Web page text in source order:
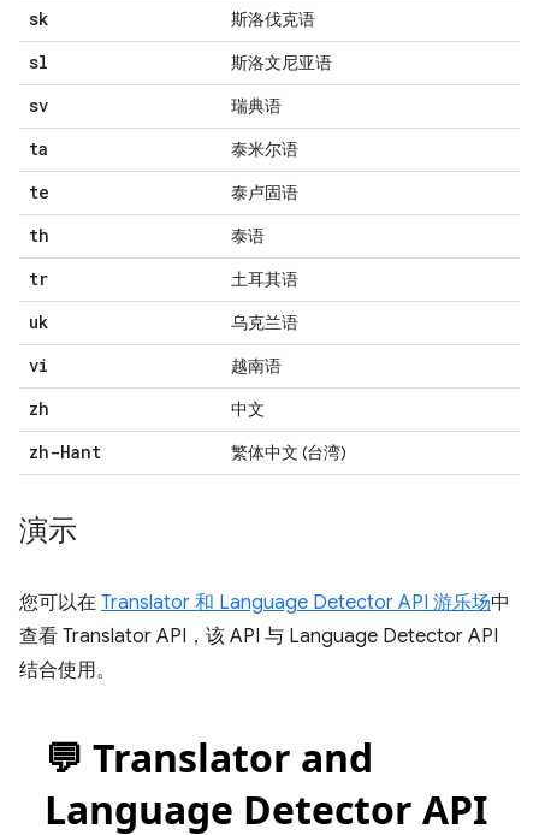
sk 斯洛伐克语
sl 斯洛文尼亚语
sv 瑞典语
ta 泰米尔语
te 泰卢固语
th 泰语
tr 土耳其语
uk 乌克兰语
vi 越南语
zh 中文
zh-Hant 繁体中文 (台湾)
演示
您可以在 Translator 和 Language Detector API 游乐场中
查看 Translator API，该 API 与 Language Detector API
结合使用。